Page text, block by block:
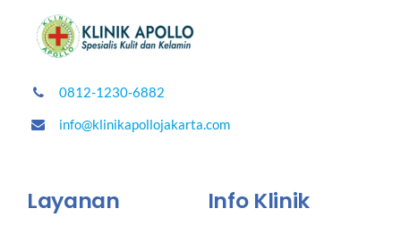
0812-1230-6882
info@klinikapollojakarta.com
Layanan Info Klinik